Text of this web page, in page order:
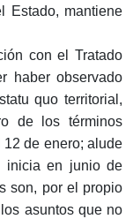
Estado, mantiene
con el Tratado
haber observado
quo territorial,
de los términos
de enero; alude
inicia en junio de
son, por el propio
asuntos que no